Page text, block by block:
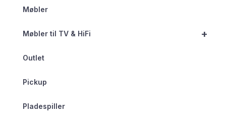
Møbler
+
Møbler til TV & HiFi
Outlet
Pickup
Pladespiller